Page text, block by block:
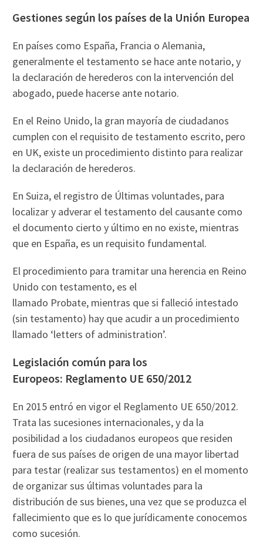
Gestiones según los países de la Unión Europea
En países como España, Francia o Alemania,
generalmente el testamento se hace ante notario, y
la declaración de herederos con la intervención del
abogado, puede hacerse ante notario.
En el Reino Unido, la gran mayoría de ciudadanos
cumplen con el requisito de testamento escrito, pero
en UK, existe un procedimiento distinto para realizar
la declaración de herederos.
En Suiza, el registro de Últimas voluntades, para
localizar y adverar el testamento del causante como
el documento cierto y último en no existe, mientras
que en España, es un requisito fundamental.
El procedimiento para tramitar una herencia en Reino
Unido con testamento, es el
llamado Probate, mientras que si falleció intestado
(sin testamento) hay que acudir a un procedimiento
llamado ‘letters of administration’.
Legislación común para los
Europeos: Reglamento UE 650/2012
En 2015 entró en vigor el Reglamento UE 650/2012.
Trata las sucesiones internacionales, y da la
posibilidad a los ciudadanos europeos que residen
fuera de sus países de origen de una mayor libertad
para testar (realizar sus testamentos) en el momento
de organizar sus últimas voluntades para la
distribución de sus bienes, una vez que se produzca el
fallecimiento que es lo que jurídicamente conocemos
como sucesión.